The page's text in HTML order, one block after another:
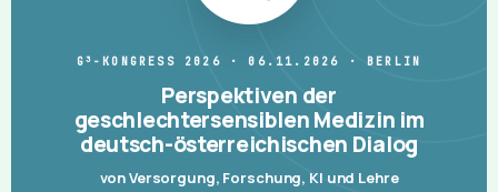
G 3 -KONGRESS 2026 · 06.11.2026 · BERLIN
Perspektiven der
geschlechtersensiblen Medizin im
deutsch-österreichischen Dialog
von Versorgung, Forschung, KI und Lehre